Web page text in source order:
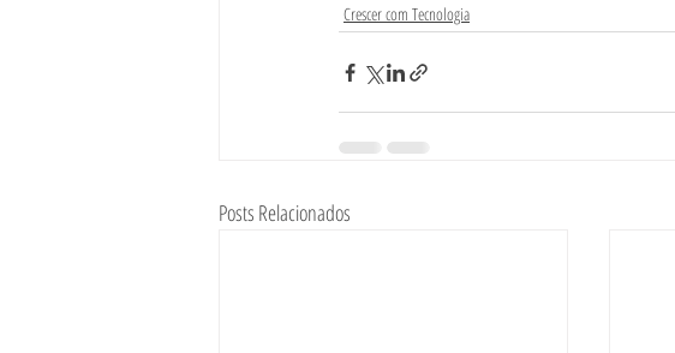
Crescer com Tecnologia
Posts Relacionados